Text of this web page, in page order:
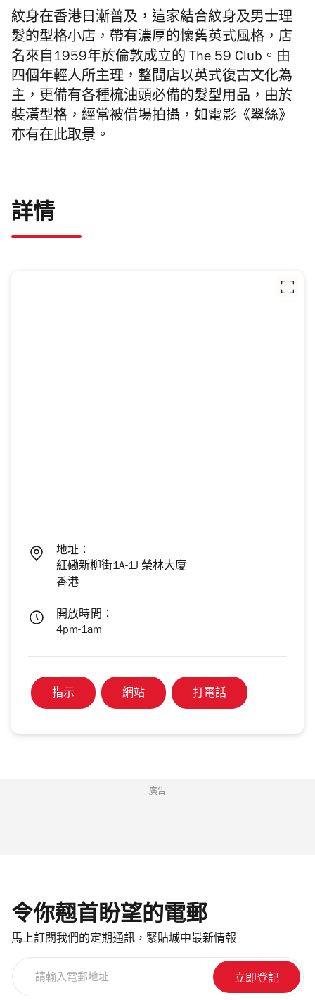
紋身在香港日漸普及，這家結合紋身及男士理
髮的型格小店，帶有濃厚的懷舊英式風格，店
名來自 1959年於倫敦成立的 The 59 Club 。由
四個年輕人所主理，整間店以英式復古文化為
主，更備有各種梳油頭必備的髮型用品，由於
裝潢型格，經常被借場拍攝，如電影《翠絲》
亦有在此取景。
詳情
地址：
紅磡新柳街1A-1J 榮林大廈
香港
開放時間：
4pm-1am
指示 網站 打電話
廣告
令你翹首盼望的電郵
馬上訂閱我們的定期通訊，緊貼城中最新情報